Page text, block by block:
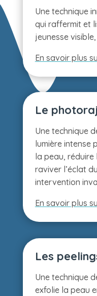
Une technique
qui raffermit et
jeunesse
En savoir plus
Le
Une technique
lumière intense
la peau, réduire
raviver l’éclat
intervention
En savoir plus
Les
Une technique
exfolie la peau